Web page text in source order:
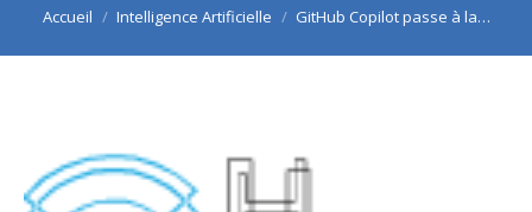
Vous êtes ici :
Accueil Intelligence Artificielle GitHub Copilot passe à la…